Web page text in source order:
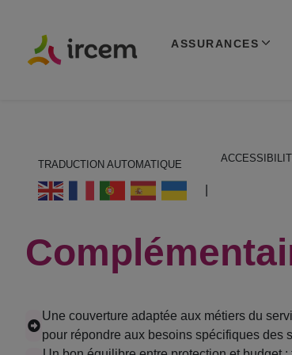
ASSURANCES
TRADUCTION AUTOMATIQUE
Une couverture adaptée aux métiers du
pour répondre aux besoins spécifiques des